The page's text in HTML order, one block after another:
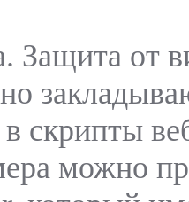
Защита от
скрипты
можно